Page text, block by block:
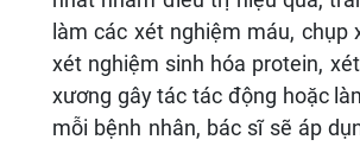
làm các xét nghiệm máu,
xét nghiệm sinh hóa protein,
xương gây tác tác động hoặc
mỗi bệnh nhân, bác sĩ sẽ áp